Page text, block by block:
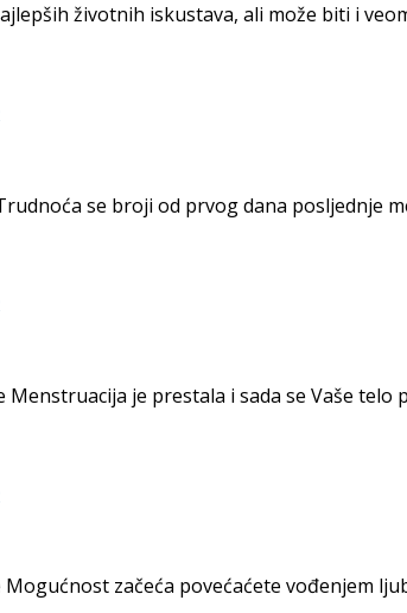
životnih iskustava, ali može biti i
se broji od prvog dana posljednje
je prestala i sada se Vaše
začeća povećaćete vođenjem